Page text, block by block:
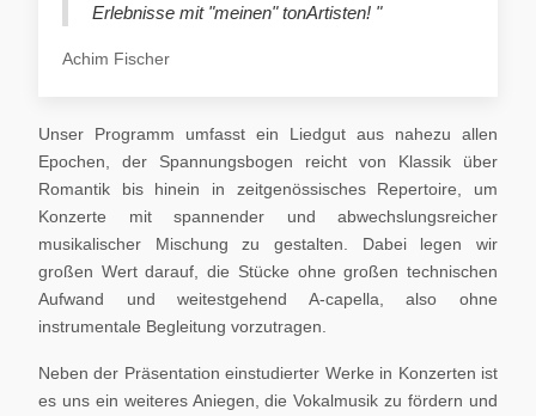
Erlebnisse mit "meinen" tonArtisten! "
Achim Fischer
Unser Programm umfasst ein Liedgut aus nahezu allen
Epochen, der Spannungsbogen reicht von Klassik über
Romantik bis hinein in zeitgenössisches Repertoire, um
Konzerte mit spannender und abwechslungsreicher
musikalischer Mischung zu gestalten. Dabei legen wir
großen Wert darauf, die Stücke ohne großen technischen
Aufwand und weitestgehend A-capella, also ohne
instrumentale Begleitung vorzutragen.
Neben der Präsentation einstudierter Werke in Konzerten ist
es uns ein weiteres Aniegen, die Vokalmusik zu fördern und